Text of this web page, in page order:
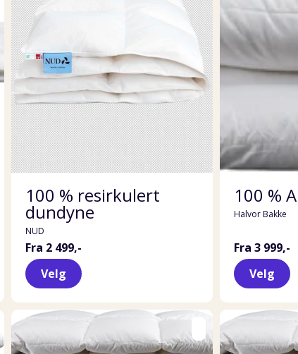
100 % resirkulert
dundyne
NUD
Fra 2 499,-
Velg
100 %
Halvor Bakke
Fra 3 999,-
Velg